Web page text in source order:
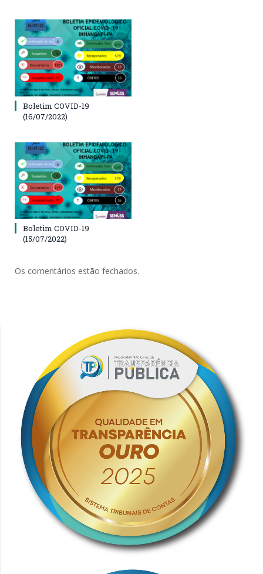
Boletim COVID-19
(16/07/2022)
Boletim COVID-19
(15/07/2022)
Os comentários estão fechados.